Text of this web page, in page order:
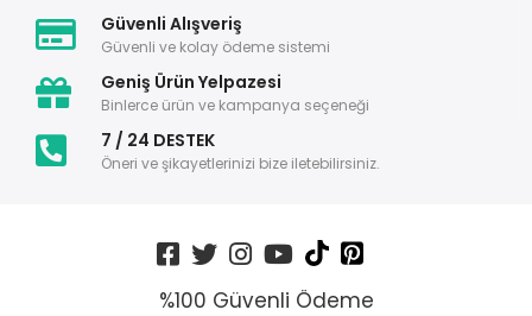
Güvenli Alışveriş
Güvenli ve kolay ödeme sistemi
Geniş Ürün Yelpazesi
Binlerce ürün ve kampanya seçeneği
7 / 24 DESTEK
Öneri ve şikayetlerinizi bize iletebilirsiniz.
%100 Güvenli Ödeme